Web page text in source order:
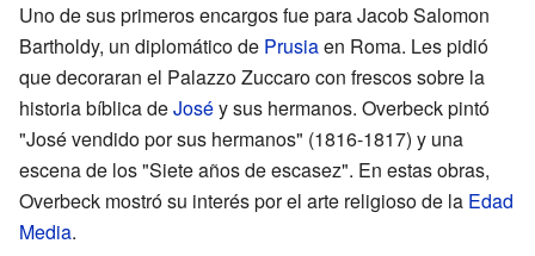
Uno de sus primeros encargos fue para Jacob Salomon
Bartholdy, un diplomático de Prusiaen Roma. Les pidió
que decoraran el Palazzo Zuccaro con frescos sobre la
historia bíblica deJoséy sus hermanos. Overbeck pintó
"José vendido por sus hermanos" (1816-1817) y una
escena de los "Siete años de escasez". En estas obras,
Overbeck mostró su interés por el arte religioso de la Edad
Media.